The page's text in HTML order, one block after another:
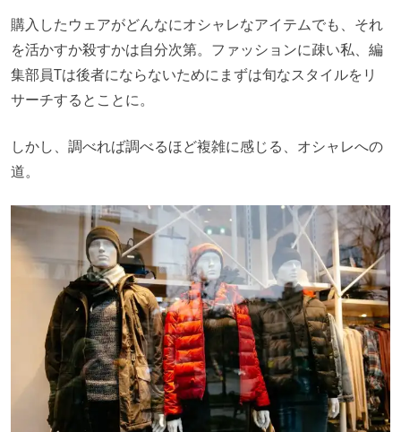
購入したウェアがどんなにオシャレなアイテムでも、それ
を活かすか殺すかは自分次第。ファッションに疎い私、編
集部員Tは後者にならないためにまずは旬なスタイルをリ
サーチするとことに。
しかし、調べれば調べるほど複雑に感じる、オシャレへの
道。